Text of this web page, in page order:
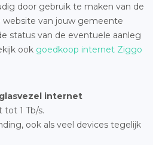
door gebruik te maken van de
website van jouw gemeente
status van de eventuele aanleg
ook goedkoop internet Ziggo
internet
1 Tb/s.
ook als veel devices tegelijk